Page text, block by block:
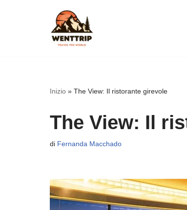
Inizio » The View: Il ristorante girevole
The View: Il
di Fernanda Macchado